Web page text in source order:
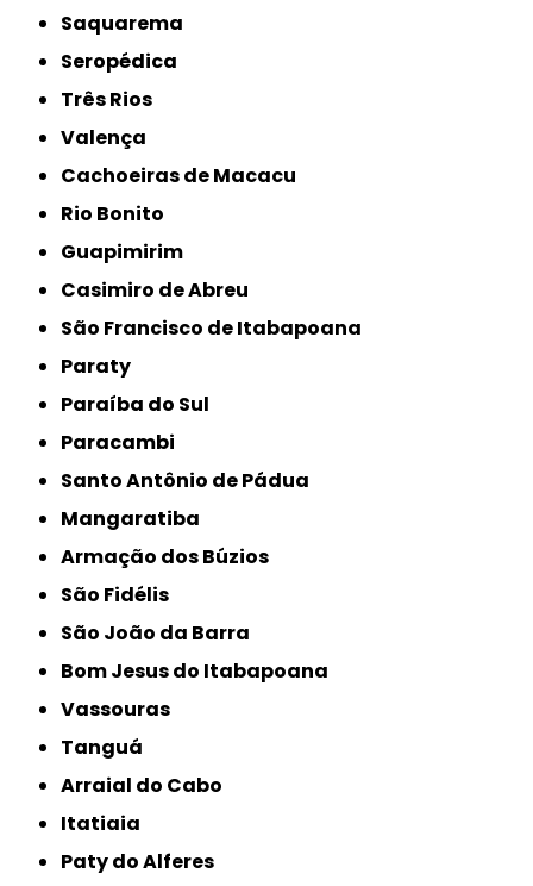
Saquarema
Seropédica
Três Rios
Valença
Cachoeiras de Macacu
Rio Bonito
Guapimirim
Casimiro de Abreu
São Francisco de Itabapoana
Paraty
Paraíba do Sul
Paracambi
Santo Antônio de Pádua
Mangaratiba
Armação dos Búzios
São Fidélis
São João da Barra
Bom Jesus do Itabapoana
Vassouras
Tanguá
Arraial do Cabo
Itatiaia
Paty do Alferes